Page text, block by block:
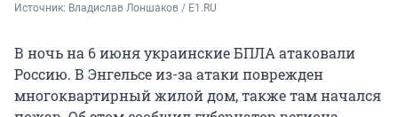
Источник: Владислав Лоншаков / E1.RU
В ночь на 6 июня украинские БПЛА атаковали
Россию. В Энгельсе из-за атаки поврежден
многоквартирный жилой дом, также там начался